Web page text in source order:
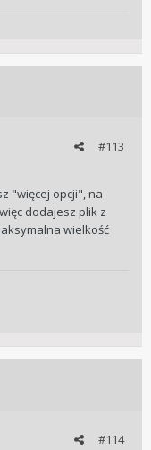
#113
"więcej opcji", na
dodajesz plik z
wielkość
#114